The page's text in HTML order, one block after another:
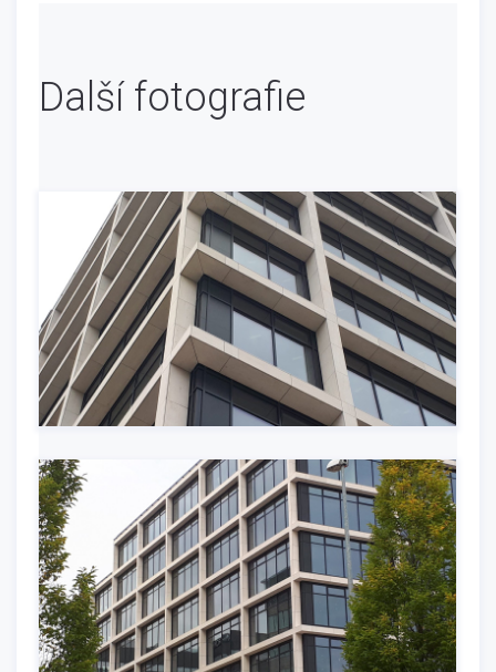
Další fotografie